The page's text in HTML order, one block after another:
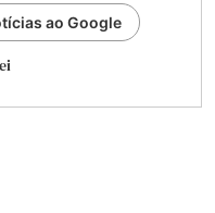
ao Google